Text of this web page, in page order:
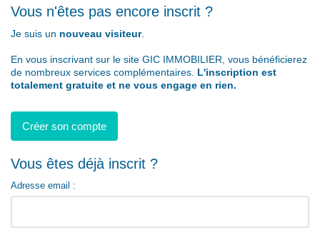
Nos services
Nos agences
Nous contacter
Nous rejoindre
Vous n'êtes pas encore inscrit ?
Je suis un nouveau visiteur.
En vous inscrivant sur le site GIC IMMOBILIER, vous bénéficierez
de nombreux services complémentaires. L'inscription est
totalement gratuite et ne vous engage en rien.
Créer son compte
Vous êtes déjà inscrit ?
Adresse email :